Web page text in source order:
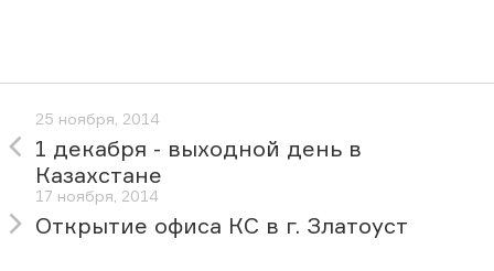
25 ноября, 2014
1 декабря - выходной день в
Казахстане
17 ноября, 2014
Открытие офиса КС в г. Златоуст